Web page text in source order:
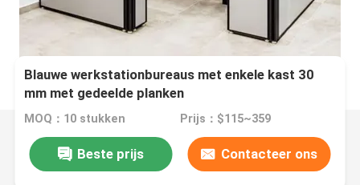
Blauwe werkstationbureaus met enkele kast 30
mm met gedeelde planken
MOQ：10 stukken Prijs：$115~359
Beste prijs Contacteer ons